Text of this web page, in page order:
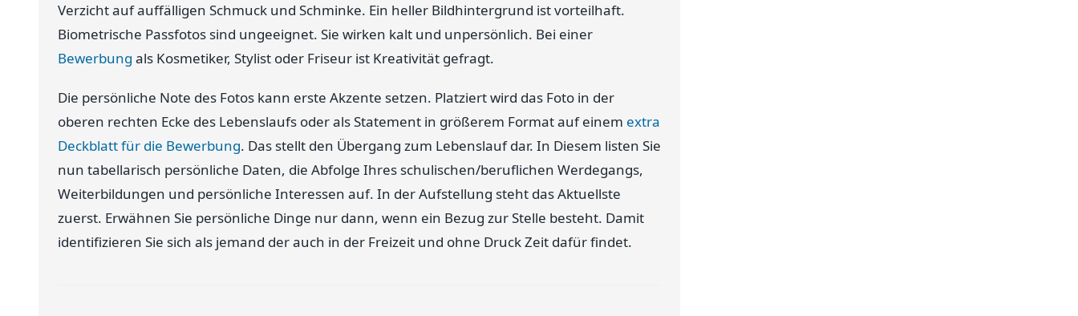
Verzicht auf auffälligen Schmuck und Schminke. Ein heller Bildhintergrund ist vorteilhaft.
Biometrische Passfotos sind ungeeignet. Sie wirken kalt und unpersönlich. Bei einer
Bewerbung als Kosmetiker, Stylist oder Friseur ist Kreativität gefragt.
Die persönliche Note des Fotos kann erste Akzente setzen. Platziert wird das Foto in der
oberen rechten Ecke des Lebenslaufs oder als Statement in größerem Format auf einem extra
Deckblatt für die Bewerbung. Das stellt den Übergang zum Lebenslauf dar. In Diesem listen Sie
nun tabellarisch persönliche Daten, die Abfolge Ihres schulischen/beruflichen Werdegangs,
Weiterbildungen und persönliche Interessen auf. In der Aufstellung steht das Aktuellste
zuerst. Erwähnen Sie persönliche Dinge nur dann, wenn ein Bezug zur Stelle besteht. Damit
identifizieren Sie sich als jemand der auch in der Freizeit und ohne Druck Zeit dafür findet.